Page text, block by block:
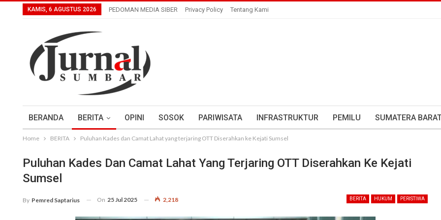
KAMIS, 6 AGUSTUS 2026 PEDOMAN MEDIA SIBER Privacy Policy Tentang Kami
BERANDA BERITA OPINI SOSOK PARIWISATA INFRASTRUKTUR PEMILU SUMATERA
Home BERITA Puluhan Kades dan Camat Lahat yang terjaring OTT Diserahkan ke Kejati Sumsel
Puluhan Kades Dan Camat Lahat Yang Terjaring OTT Diserahkan Ke Kejati
Sumsel
BERITA HUKUM PERISTIWA
By Pemred Saptarius On 25 Jul 2025 2,218